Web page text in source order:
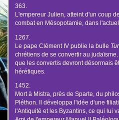
363.
L'empereur Julien, atteint d'un coup
combat en Mésopotamie, dans
1267.
Le pape Clément IV publie la bulle
chrétiens de se convertir au
que les convertis devront désormais
hérétiques.
1452.
Mort à Mistra, près de Sparte, du
Pléthon. Il développa l'idée d'une
l'Antiquité et les Byzantins, ce qui lui